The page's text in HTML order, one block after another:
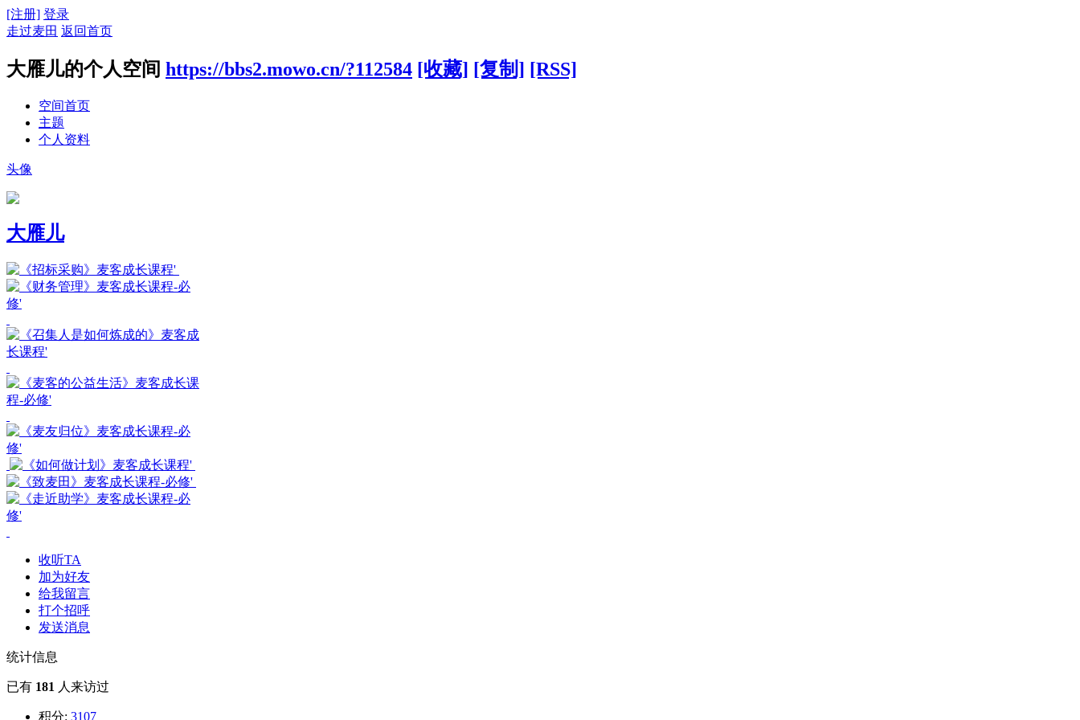
[注册] 登录
走过麦田 返回首页
大雁儿的个人空间 https://bbs2.mowo.cn/?112584 [收藏] [复制] [RSS]
空间首页
主题
个人资料
头像
大雁儿
收听TA
加为好友
给我留言
打个招呼
发送消息
统计信息
已有 181 人来访过
积分: 3107